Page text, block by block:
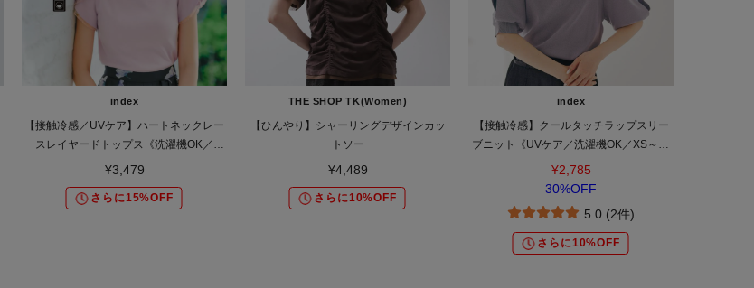
index
【接触冷感／UVケア】ハートネックレー
スレイヤードトップス《洗濯機OK／
6col》
¥3,479
さらに15%OFF
THE SHOP TK(Women)
【ひんやり】シャーリングデザインカッ
トソー
¥4,489
さらに10%OFF
index
【接触冷感】クールタッチラップスリー
ブニット《UVケア／洗濯機OK／XS～3L
／9col》
¥2,785
30%OFF
5.0 (2件)
さらに10%OFF